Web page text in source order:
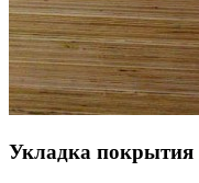
Укладка покрытия